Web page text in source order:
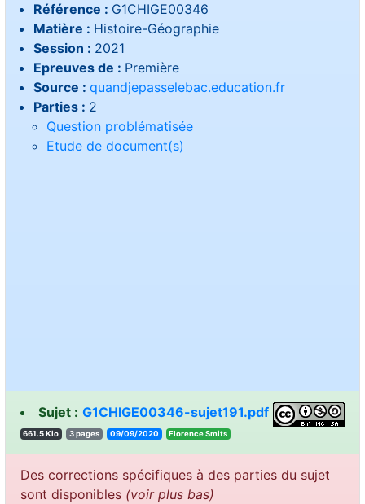
Référence : G1CHIGE00346
Matière : Histoire-Géographie
Session : 2021
Epreuves de : Première
Source : quandjepasselebac.education.fr
Parties : 2
Question problématisée
Etude de document(s)
Sujet : G1CHIGE00346-sujet191.pdf
661.5 Kio 3 pages 09/09/2020 stimS ecnerolF
Des corrections spécifiques à des parties du sujet
sont disponibles (voir plus bas)